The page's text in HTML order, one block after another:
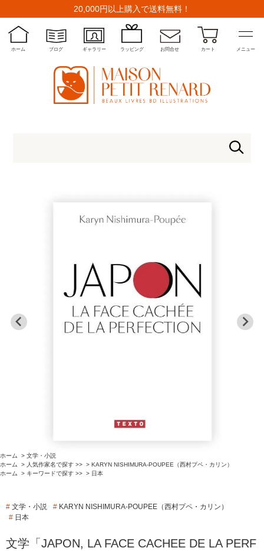
20,000円以上購入で送料無料！
ホーム ブログ ギャラリー ラッピング お問合せ カート メニュー
ホーム > 文学・小説
ホーム
> 人気作家名で探す >> > KARYN NISHIMURA-POUPEE（西村プペ・カリン）
ホーム
> キーワードで探す >> > 日本
# 文学・小説 # KARYN NISHIMURA-POUPEE（西村プペ・カリン）
# 日本
文学「JAPON, LA FACE CACHEE DE LA PERF